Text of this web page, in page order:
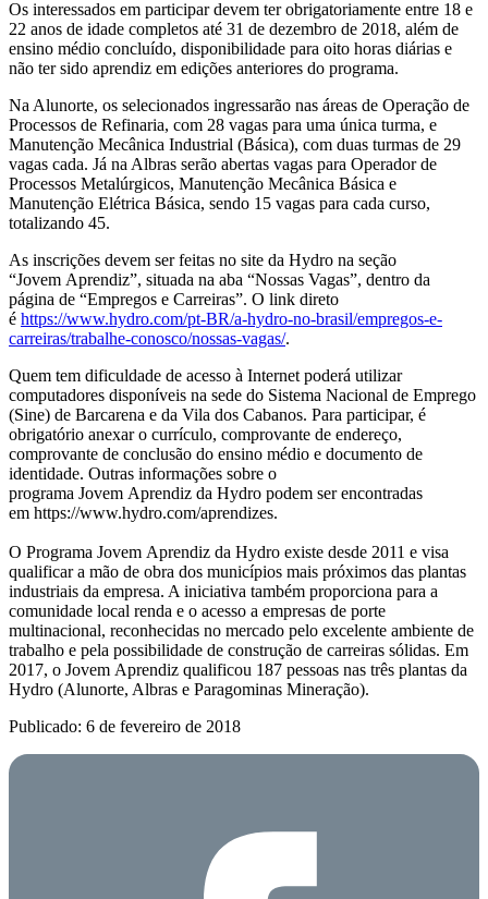
Os interessados em participar devem ter obrigatoriamente entre 18 e
22 anos de idade completos até 31 de dezembro de 2018, além de
ensino médio concluído, disponibilidade para oito horas diárias e
não ter sido aprendiz em edições anteriores do programa.
Na Alunorte, os selecionados ingressarão nas áreas de Operação de
Processos de Refinaria, com 28 vagas para uma única turma, e
Manutenção Mecânica Industrial (Básica), com duas turmas de 29
vagas cada. Já na Albras serão abertas vagas para Operador de
Processos Metalúrgicos, Manutenção Mecânica Básica e
Manutenção Elétrica Básica, sendo 15 vagas para cada curso,
totalizando 45.
As inscrições devem ser feitas no site da Hydro na seção
“Jovem Aprendiz”, situada na aba “Nossas Vagas”, dentro da
página de “Empregos e Carreiras”. O link direto
é https://www.hydro.com/pt-BR/a-hydro-no-brasil/empregos-e-
carreiras/trabalhe-conosco/nossas-vagas/.
Quem tem dificuldade de acesso à Internet poderá utilizar
computadores disponíveis na sede do Sistema Nacional de Emprego
(Sine) de Barcarena e da Vila dos Cabanos. Para participar, é
obrigatório anexar o currículo, comprovante de endereço,
comprovante de conclusão do ensino médio e documento de
identidade. Outras informações sobre o
programa Jovem Aprendiz da Hydro podem ser encontradas
em https://www.hydro.com/aprendizes.
O Programa Jovem Aprendiz da Hydro existe desde 2011 e visa
qualificar a mão de obra dos municípios mais próximos das plantas
industriais da empresa. A iniciativa também proporciona para a
comunidade local renda e o acesso a empresas de porte
multinacional, reconhecidas no mercado pelo excelente ambiente de
trabalho e pela possibilidade de construção de carreiras sólidas. Em
2017, o Jovem Aprendiz qualificou 187 pessoas nas três plantas da
Hydro (Alunorte, Albras e Paragominas Mineração).
Publicado: 6 de fevereiro de 2018